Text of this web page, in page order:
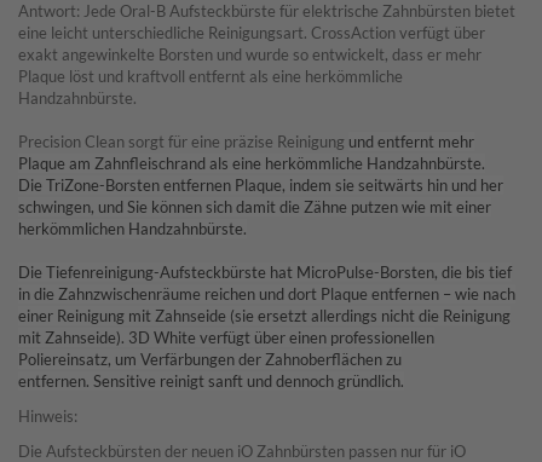
Antwort: Jede Oral-B Aufsteckbürste für elektrische Zahnbürsten bietet
eine leicht unterschiedliche Reinigungsart. CrossActionverfügt über
exakt angewinkelte Borsten und wurde so entwickelt, dass er mehr
Plaque löst und kraftvoll entfernt als eine herkömmliche
Handzahnbürste.
Precision Clean sorgt für eine präzise Reinigung und entfernt mehr
Plaque am Zahnfleischrand als eine herkömmliche Handzahnbürste.
Die TriZone-Borsten entfernen Plaque, indem sie seitwärts hin und her
schwingen, und Sie können sich damit die Zähne putzen wie mit einer
herkömmlichen Handzahnbürste.
Die Tiefenreinigung-Aufsteckbürste hat MicroPulse-Borsten, die bis tief
in die Zahnzwischenräume reichen und dort Plaque entfernen – wie nach
einer Reinigung mit Zahnseide (sie ersetzt allerdings nicht die Reinigung
mit Zahnseide). 3D White verfügt über einen professionellen
Poliereinsatz, um Verfärbungen der Zahnoberflächen zu
entfernen. Sensitive reinigt sanft und dennoch gründlich.
Hinweis:
Die Aufsteckbürsten der neuen iO Zahnbürsten passen nur für iO